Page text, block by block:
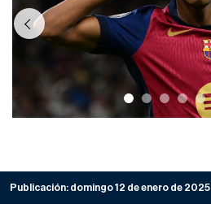
Previous
Publicación: domingo 12 de enero de 2025